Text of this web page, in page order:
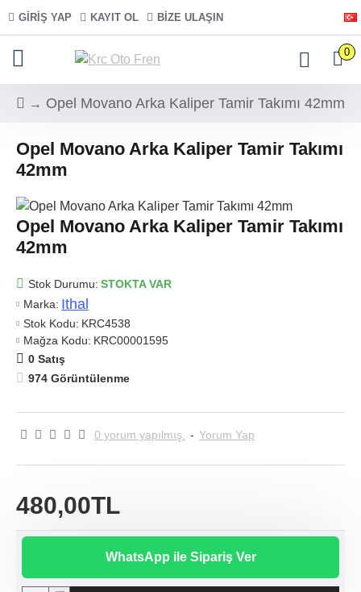
GIRIŞ YAP KAYIT OL BIZE ULAŞIN
0
Opel Movano Arka Kaliper Tamir Takımı 42mm
Opel Movano Arka Kaliper Tamir Takımı
42mm
Opel Movano Arka Kaliper Tamir Takımı
42mm
Stok Durumu: STOKTA VAR
Marka: Ithal
Stok Kodu: KRC4538
Mağza Kodu: KRC00001595
0 Satış
974 Görüntülenme
0 yorum yapılmış. - Yorum Yap
480,00TL
WhatsApp ile Sipariş Ver